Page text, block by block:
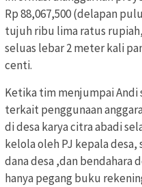
Rp 88,067,500 (delapan
tujuh ribu lima ratus
seluas lebar 2 meter kali
centi.
Ketika tim menjumpai
terkait penggunaan
di desa karya citra abadi
kelola oleh PJ kepala
dana desa ,dan bendahara
hanya pegang buku